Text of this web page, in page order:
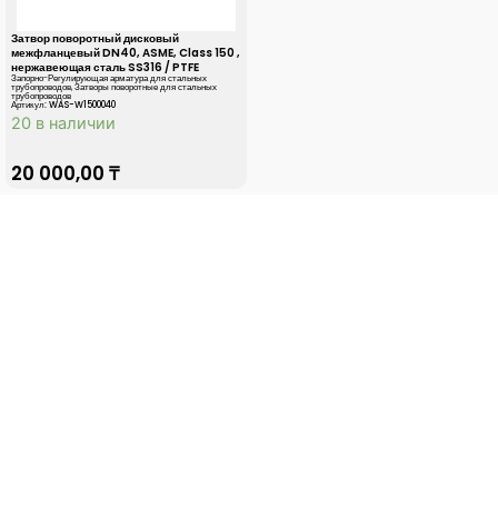
Затвор поворотный дисковый
межфланцевый DN40, ASME, Class 150 ,
нержавеющая сталь SS316 / PTFE
Запорно-Регулирующая арматура для стальных
трубопроводов,Затворы поворотные для стальных
трубопроводов
Артикул: WAS-W1500040
20 в наличии
20 000,00 ₸